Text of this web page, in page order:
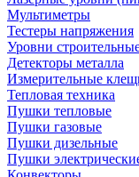
Мультиметры
Тестеры напряжения
Уровни
Детекторы металла
Измерительные
Тепловая техника
Пушки тепловые
Пушки газовые
Пушки дизельные
Пушки